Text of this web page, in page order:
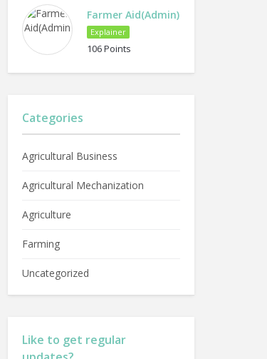
Farmer Aid(Admin)
Explainer
106 Points
Categories
Agricultural Business
Agricultural Mechanization
Agriculture
Farming
Uncategorized
Like to get regular